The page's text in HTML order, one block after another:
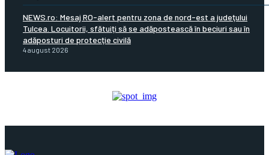
NEWS.ro: Mesaj RO-alert pentru zona de nord-est a judeţului
Tulcea. Locuitorii, sfătuiţi să se adăpostească în beciuri sau în
adăposturi de protecţie civilă
4 august 2026